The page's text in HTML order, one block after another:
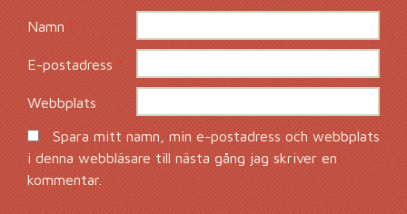
Namn *
E-postadress *
Webbplats
Spara mitt namn, min e-postadress och webbplats
i denna webbläsare till nästa gång jag skriver en
kommentar.